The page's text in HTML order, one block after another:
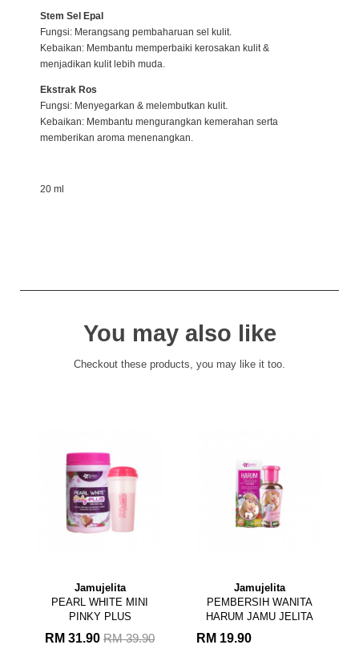
Stem Sel Epal
Fungsi: Merangsang pembaharuan sel kulit.
Kebaikan: Membantu memperbaiki kerosakan kulit &
menjadikan kulit lebih muda.
Ekstrak Ros
Fungsi: Menyegarkan & melembutkan kulit.
Kebaikan: Membantu mengurangkan kemerahan serta
memberikan aroma menenangkan.
20 ml
You may also like
Checkout these products, you may like it too.
WHITE MINI
RM 39.90
PEMBERSIH WANITA
HARUM JAMU JELITA
RM 19.90
PEARL
CREAM -